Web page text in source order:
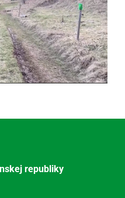
republiky